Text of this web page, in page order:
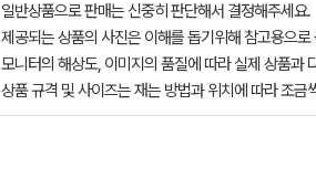
일반상품으로 판매는 신중히 판단해서 결정해주세요.
제공되는 상품의 사진은 이해를 돕기위해 참고용으로
모니터의 해상도, 이미지의 품질에 따라 실제 상품과
상품 규격 및 사이즈는 재는 방법과 위치에 따라 조